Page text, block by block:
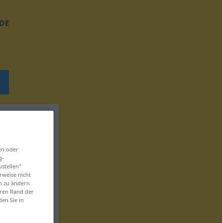
DE
oder
nicht
zu ändern
Rand der
Sie in